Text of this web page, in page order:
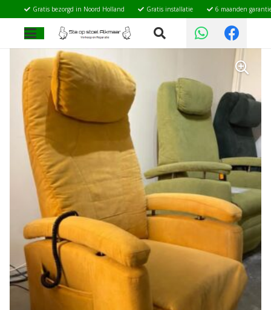
Gratis bezorgd in Noord Holland Gratis installatie 6 maanden